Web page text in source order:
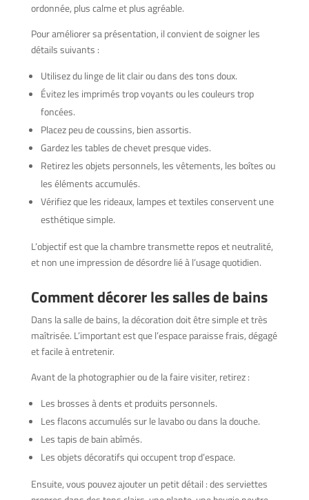
ordonnée, plus calme et plus agréable.
Pour améliorer sa présentation, il convient de soigner les
détails suivants :
Utilisez du linge de lit clair ou dans des tons doux.
Évitez les imprimés trop voyants ou les couleurs trop
foncées.
Placez peu de coussins, bien assortis.
Gardez les tables de chevet presque vides.
Retirez les objets personnels, les vêtements, les boîtes ou
les éléments accumulés.
Vérifiez que les rideaux, lampes et textiles conservent une
esthétique simple.
L’objectif est que la chambre transmette repos et neutralité,
et non une impression de désordre lié à l’usage quotidien.
Comment décorer les salles de bains
Dans la salle de bains, la décoration doit être simple et très
maîtrisée. L’important est que l’espace paraisse frais, dégagé
et facile à entretenir.
Avant de la photographier ou de la faire visiter, retirez :
Les brosses à dents et produits personnels.
Les flacons accumulés sur le lavabo ou dans la douche.
Les tapis de bain abîmés.
Les objets décoratifs qui occupent trop d’espace.
Ensuite, vous pouvez ajouter un petit détail : des serviettes